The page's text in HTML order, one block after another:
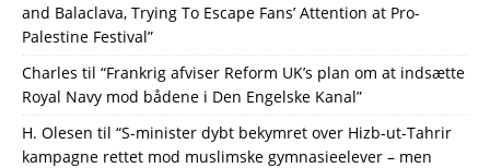
and Balaclava, Trying To Escape Fans’ Attention at Pro-
Palestine Festival”
Charles til “Frankrig afviser Reform UK’s plan om at indsætte
Royal Navy mod bådene i Den Engelske Kanal”
H. Olesen til “S-minister dybt bekymret over Hizb-ut-Tahrir
kampagne rettet mod muslimske gymnasieelever – men